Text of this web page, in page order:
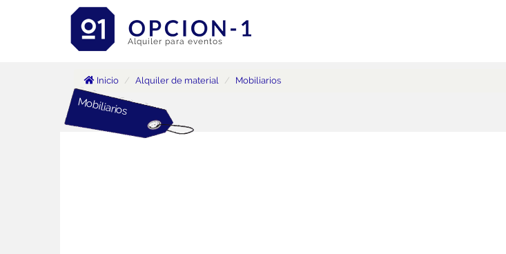
Alquiler para eventos
Inicio Alquiler de material Mobiliarios
Mobiliarios